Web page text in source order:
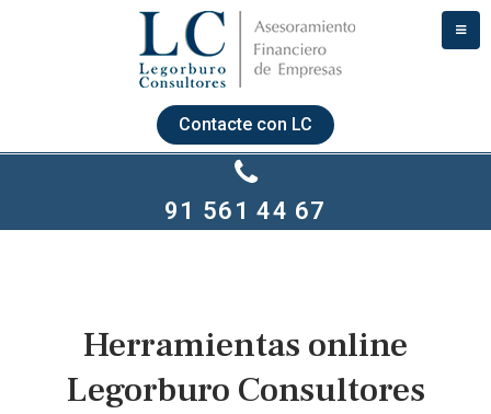
Contacte con LC
91 561 44 67
Herramientas online
Legorburo Consultores